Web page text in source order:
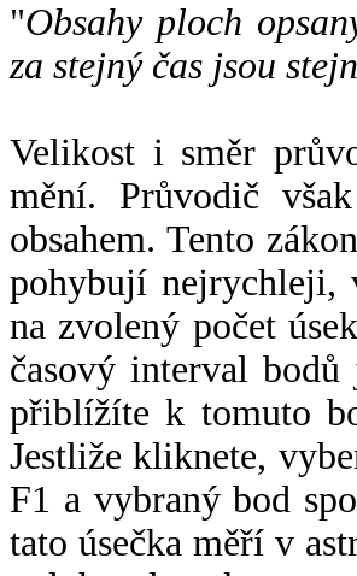
"Obsahy ploch
za stejný čas jsou
Velikost i směr
mění. Průvodič
obsahem. Tento
pohybují nejrychleji,
na zvolený počet
časový interval
přiblížíte k tomuto
Jestliže kliknete,
F1 a vybraný bod
tato úsečka měří v